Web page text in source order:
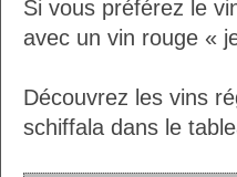
Si vous préférez le
avec un vin rouge «
Découvrez les vins
schiffala dans le